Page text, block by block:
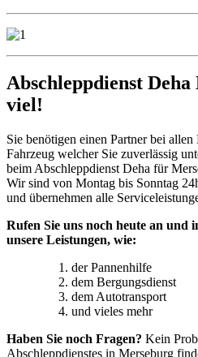
Abschleppdienst
viel!
Sie benötigen einen Partner bei
Fahrzeug welcher Sie zuverlässig
beim Abschleppdienst Deha für
Wir sind von Montag bis Sonntag
und übernehmen alle
Rufen Sie uns noch heute an und
unsere Leistungen, wie:
der Pannenhilfe
dem Bergungsdienst
dem Autotransport
und vieles mehr
Haben Sie noch Fragen? Kein
Abschleppdienstes in Merseburg